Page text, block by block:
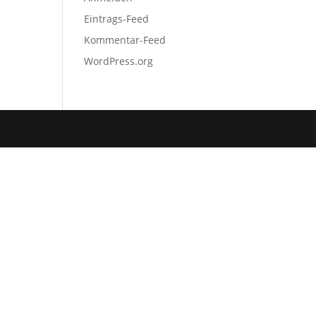
Eintrags-Feed
Kommentar-Feed
WordPress.org